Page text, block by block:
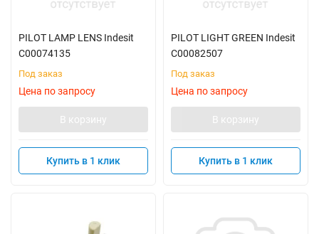
PILOT LAMP LENS Indesit
C00074135
Под заказ
Цена по запросу
В корзину
Купить в 1 клик
PILOT LIGHT GREEN Indesit
C00082507
Под заказ
Цена по запросу
В корзину
Купить в 1 клик